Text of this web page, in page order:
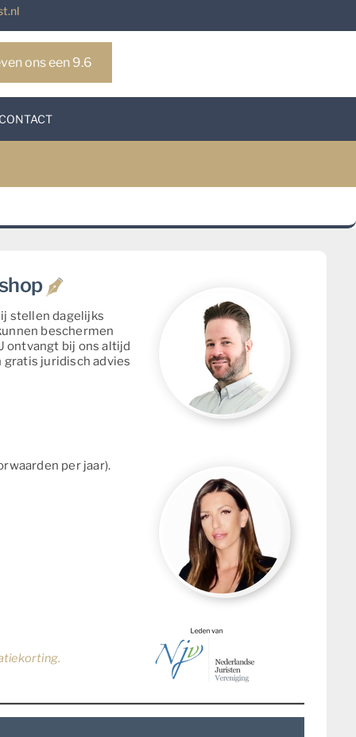
ons een 9.6
CONTACT
stellen dagelijks
beschermen
ontvangt bij ons altijd
juridisch advies
per jaar).